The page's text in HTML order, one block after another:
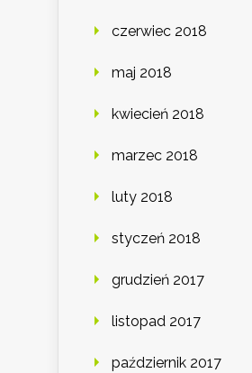
czerwiec 2018
maj 2018
kwiecień 2018
marzec 2018
luty 2018
styczeń 2018
grudzień 2017
listopad 2017
październik 2017